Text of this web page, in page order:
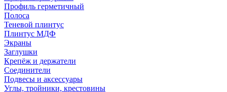
Профиль герметичный
Полоса
Теневой плинтус
Плинтус МДФ
Экраны
Заглушки
Крепёж и держатели
Соединители
Подвесы и аксессуары
Углы, тройники, крестовины